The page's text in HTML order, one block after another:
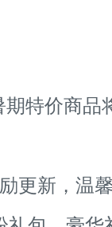
特价商品
新，温